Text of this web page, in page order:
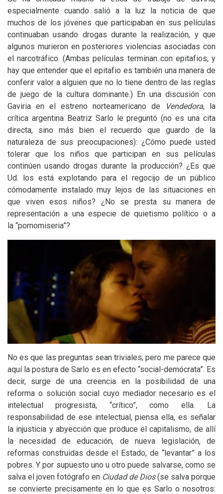
especialmente cuando salió a la luz la noticia de que
muchos de los jóvenes que participaban en sus películas
continuaban usando drogas durante la realización, y que
algunos murieron en posteriores violencias asociadas con
el narcotráfico. (Ambas películas terminan con epitafios, y
hay que entender que el epitafio es también una manera de
conferir valor a alguien que no lo tiene dentro de las reglas
de juego de la cultura dominante.) En una discusión con
Gaviria en el estreno norteamericano de
Vendedora, la
crítica argentina Beatriz Sarlo le preguntó (no es una cita
directa, sino más bien el recuerdo que guardo de la
naturaleza de sus preocupaciones): ¿Cómo puede usted
tolerar que los niños que participan en sus películas
continúen usando drogas durante la producción? ¿Es que
Ud. los está explotando para el regocijo de un público
cómodamente instalado muy lejos de las situaciones en
que viven esos niños? ¿No se presta su manera de
representación a una especie de quietismo político o a
la “pornomiseria”?
No es que las preguntas sean triviales; pero me parece que
aquí la postura de Sarlo es en efecto “social-demócrata”. Es
decir, surge de una creencia en la posibilidad de una
reforma o solución social cuyo mediador necesario es el
intelectual progresista, “crítico”, como ella. La
responsabilidad de ese intelectual, piensa ella, es señalar
la injusticia y abyección que produce el capitalismo, de allí
la necesidad de educación, de nueva legislación, de
reformas construidas desde el Estado, de “levantar” a los
pobres. Y por supuesto uno u otro puede salvarse, como se
salva el joven fotógrafo en Ciudad de Dios(se salva porque
se convierte precisamente en lo que es Sarlo o nosotros: